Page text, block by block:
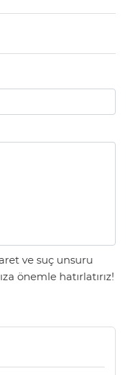
ve suç unsuru
önemle hatırlatırız!